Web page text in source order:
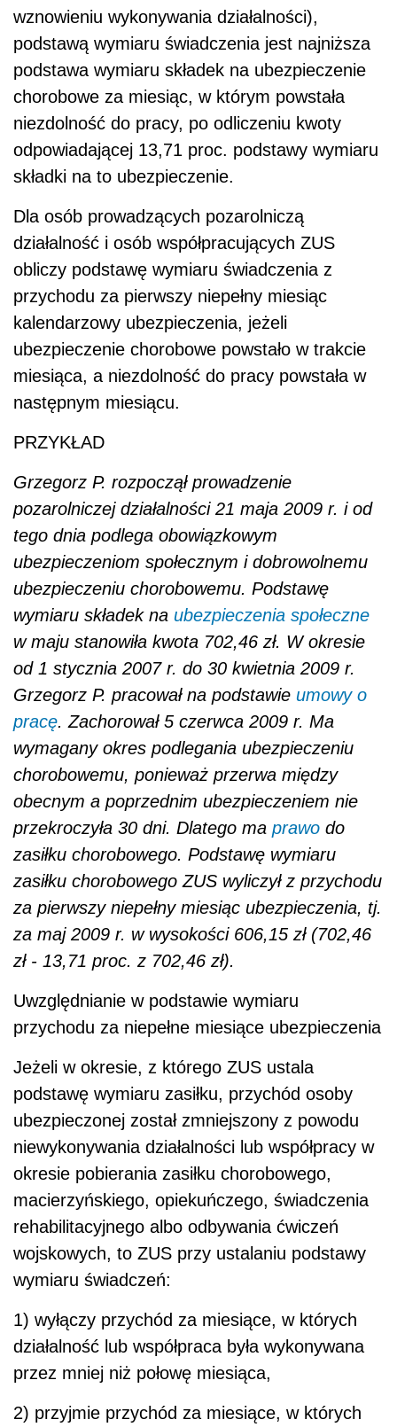
wznowieniu wykonywania działalności),
podstawą wymiaru świadczenia jest najniższa
podstawa wymiaru składek na ubezpieczenie
chorobowe za miesiąc, w którym powstała
niezdolność do pracy, po odliczeniu kwoty
odpowiadającej 13,71 proc. podstawy wymiaru
składki na to ubezpieczenie.
Dla osób prowadzących pozarolniczą
działalność i osób współpracujących ZUS
obliczy podstawę wymiaru świadczenia z
przychodu za pierwszy niepełny miesiąc
kalendarzowy ubezpieczenia, jeżeli
ubezpieczenie chorobowe powstało w trakcie
miesiąca, a niezdolność do pracy powstała w
następnym miesiącu.
PRZYKŁAD
Grzegorz P. rozpoczął prowadzenie
pozarolniczej działalności 21 maja 2009 r. i od
tego dnia podlega obowiązkowym
ubezpieczeniom społecznym i dobrowolnemu
ubezpieczeniu chorobowemu. Podstawę
wymiaru składek na ubezpieczenia społeczne
w maju stanowiła kwota 702,46 zł. W okresie
od 1 stycznia 2007 r. do 30 kwietnia 2009 r.
Grzegorz P. pracował na podstawie umowy o
pracę. Zachorował 5 czerwca 2009 r. Ma
wymagany okres podlegania ubezpieczeniu
chorobowemu, ponieważ przerwa między
obecnym a poprzednim ubezpieczeniem nie
przekroczyła 30 dni. Dlatego ma prawo do
zasiłku chorobowego. Podstawę wymiaru
zasiłku chorobowego ZUS wyliczył z przychodu
za pierwszy niepełny miesiąc ubezpieczenia, tj.
za maj 2009 r. w wysokości 606,15 zł (702,46
zł - 13,71 proc. z 702,46 zł).
Uwzględnianie w podstawie wymiaru
przychodu za niepełne miesiące ubezpieczenia
Jeżeli w okresie, z którego ZUS ustala
podstawę wymiaru zasiłku, przychód osoby
ubezpieczonej został zmniejszony z powodu
niewykonywania działalności lub współpracy w
okresie pobierania zasiłku chorobowego,
macierzyńskiego, opiekuńczego, świadczenia
rehabilitacyjnego albo odbywania ćwiczeń
wojskowych, to ZUS przy ustalaniu podstawy
wymiaru świadczeń:
1) wyłączy przychód za miesiące, w których
działalność lub współpraca była wykonywana
przez mniej niż połowę miesiąca,
2) przyjmie przychód za miesiące, w których